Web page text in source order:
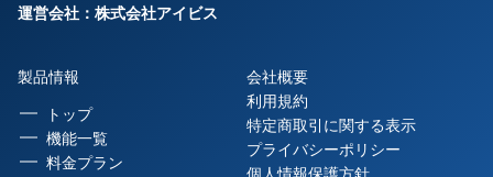
運営会社：株式会社アイビス
製品情報
トップ
機能一覧
料金プラン
会社概要
利用規約
特定商取引に関する表示
プライバシーポリシー